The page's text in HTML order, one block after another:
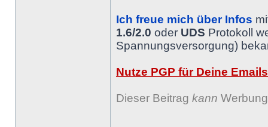
Ich freue mich über Infos
1.6/2.0 oder UDS Protokoll
Spannungsversorgung)
Nutze PGP für Deine
Dieser Beitrag kann